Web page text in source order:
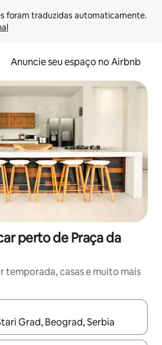
Anuncie seu espaço no Airbnb
perto de Praça da
temporada, casas e muito mais
estiverem disponíveis, explore-os